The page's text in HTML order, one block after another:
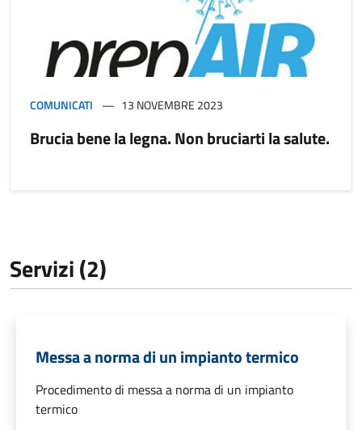
COMUNICATI 13 NOVEMBRE 2023
Brucia bene la legna. Non bruciarti la salute.
Servizi (2)
Messa a norma di un impianto termico
Procedimento di messa a norma di un impianto
termico